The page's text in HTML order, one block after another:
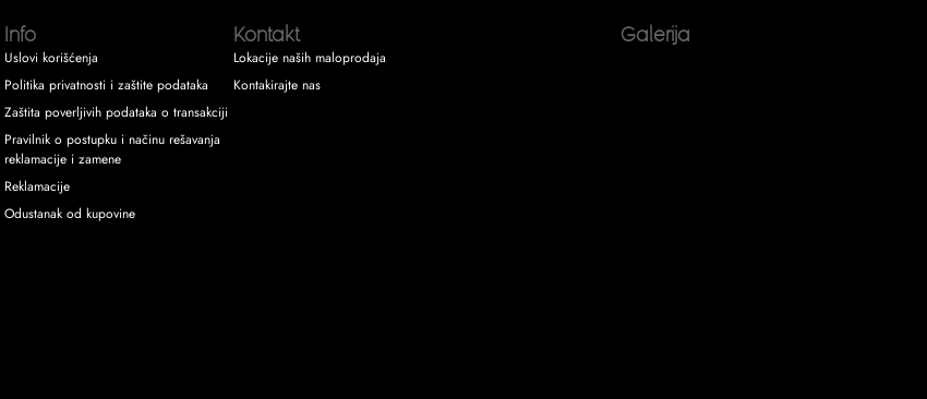
Info
Uslovi korišćenja
Politika privatnosti i zaštite podataka
Zaštita poverljivih podataka o transakciji
Pravilnik o postupku i načinu rešavanja
reklamacije i zamene
Reklamacije
Odustanak od kupovine
Kontakt
Lokacije naših maloprodaja
Kontakirajte nas
Galerija